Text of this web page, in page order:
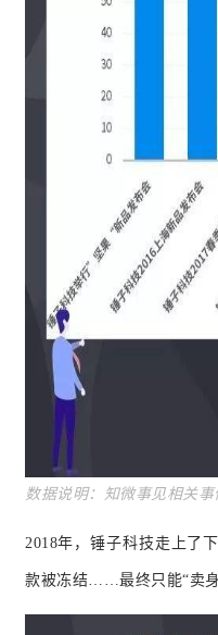
数据说明：知微事见相关
2018年，锤子科技走上了
款被冻结……最终只能“卖身